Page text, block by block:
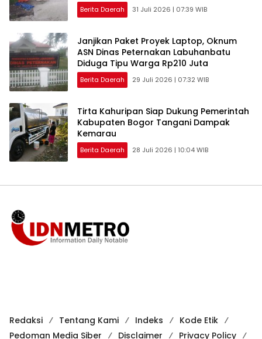
Berita Daerah 31 Juli 2026 | 07:39 WIB
Janjikan Paket Proyek Laptop, Oknum
ASN Dinas Peternakan Labuhanbatu
Diduga Tipu Warga Rp210 Juta
Berita Daerah 29 Juli 2026 | 07:32 WIB
Tirta Kahuripan Siap Dukung Pemerintah
Kabupaten Bogor Tangani Dampak
Kemarau
Berita Daerah 28 Juli 2026 | 10:04 WIB
Redaksi Tentang Kami Indeks
Kode Etik
Pedoman Media Siber
Disclaimer Privacy Policy